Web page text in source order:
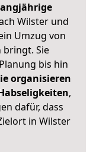
Wilster und
Umzug von
bringt. Sie
bis hin
organisieren
,
dafür, dass
in Wilster